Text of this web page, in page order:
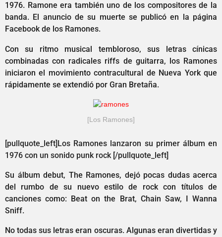
1976. Ramone era también uno de los compositores de la
banda. El anuncio de su muerte se publicó en la página
Facebook de los Ramones.
Con su ritmo musical tembloroso, sus letras cínicas
combinadas con radicales riffs de guitarra, los Ramones
iniciaron el movimiento contracultural de Nueva York que
rápidamente se extendió por Gran Bretaña.
[Los Ramones]
[pullquote_left]Los Ramones lanzaron su primer álbum en
1976 con un sonido punk rock [/pullquote_left]
Su álbum debut, The Ramones, dejó pocas dudas acerca
del rumbo de su nuevo estilo de rock con títulos de
canciones como: Beat on the Brat, Chain Saw, I Wanna
Sniff.
No todas sus letras eran oscuras. Algunas eran divertidas y